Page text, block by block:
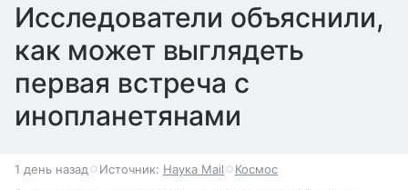
Исследователи объяснили,
как может выглядеть
первая встреча с
инопланетянами
1 день назад Источник: Наука Mail Космос